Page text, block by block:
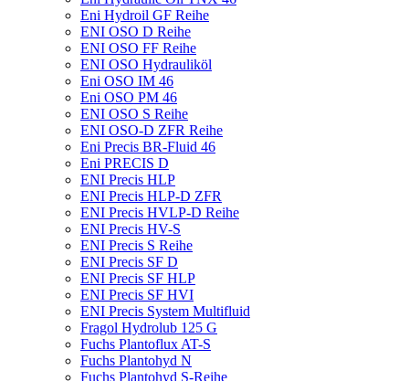
Eni Hydroil GF Reihe
ENI OSO D Reihe
ENI OSO FF Reihe
ENI OSO Hydrauliköl
Eni OSO IM 46
Eni OSO PM 46
ENI OSO S Reihe
ENI OSO-D ZFR Reihe
Eni Precis BR-Fluid 46
Eni PRECIS D
ENI Precis HLP
ENI Precis HLP-D ZFR
ENI Precis HVLP-D Reihe
ENI Precis HV-S
ENI Precis S Reihe
ENI Precis SF D
ENI Precis SF HLP
ENI Precis SF HVI
ENI Precis System Multifluid
Fragol Hydrolub 125 G
Fuchs Plantoflux AT-S
Fuchs Plantohyd N
Fuchs Plantohyd S-Reihe